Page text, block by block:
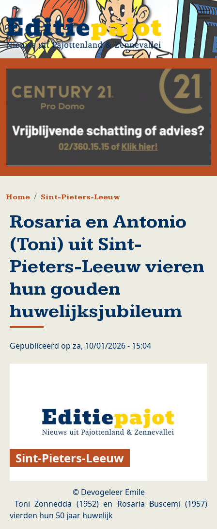
Overslaan en naar de inhoud gaan
Kruimelpad
Home Sint-Pieters-Leeuw
Rosaria en Antonio
(Toni) uit Sint-
Pieters-Leeuw vieren
hun gouden
huwelijksjubileum
Gepubliceerd op za, 10/01/2026 - 15:04
Sint-Pieters-Leeuw
© Devogeleer Emile
Toni Zonnedda (1952) en Rosaria Buscemi (1957)
vierden hun 50 jaar huwelijk